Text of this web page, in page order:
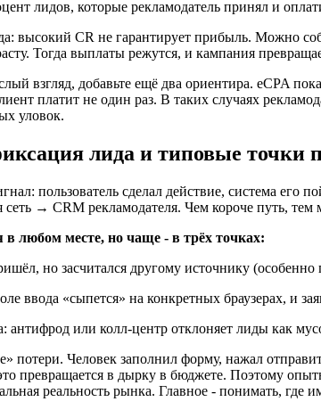
лидов, которые рекламодатель принял и
высокий CR не гарантирует прибыль. Можно
Тогда выплаты режутся, и кампания
взгляд, добавьте ещё два ориентира. eCPA
платит не один раз. В таких случаях
уловок.
лида и типовые точки
пользователь сделал действие, система
→ CRM рекламодателя. Чем короче путь, тем
в любом месте, но чаще - в трёх точках:
но засчитался другому источнику (особенно
ввода «сыпется» на конкретных браузерах, и
антифрод или колл-центр отклоняет лиды как
потери. Человек заполнил форму, нажал
превращается в дырку в бюджете. Поэтому
реальность рынка. Главное - понимать, где